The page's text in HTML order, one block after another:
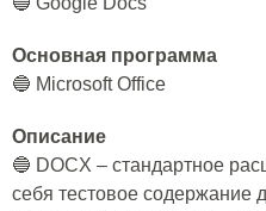
Основная программа
🔵 Microsoft Office
Описание
🔵 DOCX – стандартное
себя тестовое содержание